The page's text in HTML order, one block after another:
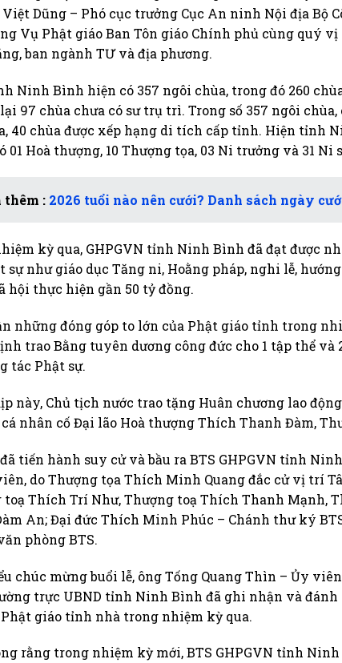
Dũng – Phó cục trưởng Cục An ninh Nội địa Bộ
Vụ Phật giáo Ban Tôn giáo Chính phủ cùng quý
ban ngành TƯ và địa phương.
Ninh Bình hiện có 357 ngôi chùa, trong đó 260
97 chùa chưa có sư trụ trì. Trong số 357 ngôi
40 chùa được xếp hạng di tích cấp tỉnh. Hiện tỉnh
01 Hoà thượng, 10 Thượng tọa, 03 Ni trưởng và 31 Ni
thêm : 2026 tuổi nào nên cưới? Danh sách ngày
kỳ qua, GHPGVN tỉnh Ninh Bình đã đạt được
sự như giáo dục Tăng ni, Hoằng pháp, nghi lễ,
hội thực hiện gần 50 tỷ đồng.
những đóng góp to lớn của Phật giáo tỉnh trong
trao Bằng tuyên dương công đức cho 1 tập thể và
tác Phật sự.
này, Chủ tịch nước trao tặng Huân chương lao
nhân cố Đại lão Hoà thượng Thích Thanh Đàm,
tiến hành suy cử và bầu ra BTS GHPGVN tỉnh
do Thượng tọa Thích Minh Quang đắc cử vị trí
toạ Thích Trí Như, Thượng toạ Thích Thanh Mạnh,
An; Đại đức Thích Minh Phúc – Chánh thư ký
phòng BTS.
chúc mừng buổi lễ, ông Tống Quang Thìn – Ủy
trực UBND tỉnh Ninh Bình đã ghi nhận và đánh
giáo tỉnh nhà trong nhiệm kỳ qua.
rằng trong nhiệm kỳ mới, BTS GHPGVN tỉnh